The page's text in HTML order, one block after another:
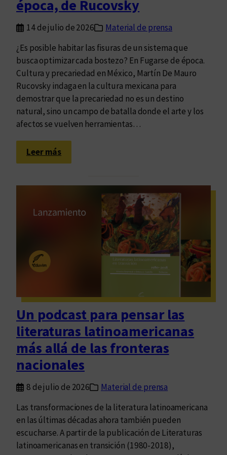
o
n
l
a
r
a
K
l
m
y
d
u
a
p
r
o
p
u
e
s
t
época, de Rucovsky
14 de julio de 2026
Material de prensa
¿Es posible habitar las fisuras de un sistema que
busca optimizar cada bostezo? En Fugarse de época.
Cultura y precariedad en México, Martín De Mauro
Rucovsky indaga en la cultura mexicana para
demostrar que la precariedad no es un destino
natural, sino un campo de batalla donde el arte y los
afectos se vuelven herramientas…
Leer más:
M
l
e
ñ
a
d
e
F
g
a
r
s
e
Un podcast para pensar las
literaturas latinoamericanas
más allá de las fronteras
nacionales
8 de julio de 2026
Material de prensa
Las transformaciones de la literatura latinoamericana
en las últimas décadas ahora también pueden
escucharse. A partir de la publicación de Literaturas
latinoamericanas en transición (1980-2018),